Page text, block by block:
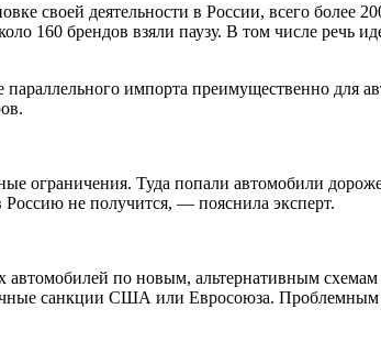
своей деятельности в России, всего более
160 брендов взяли паузу. В том числе речь
импорта преимущественно для
ограничения. Туда попали автомобили
не получится, — пояснила эксперт.
по новым, альтернативным
санкции США или Евросоюза. Проблемным